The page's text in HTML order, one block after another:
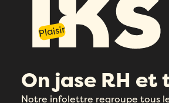
Plaisir
On jase RH et
Notre infolettre regroupe tous